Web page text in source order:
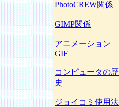
PhotoCREW関係
GIMP関係
アニメーション
GIF
コンピュータの歴
史
ジョイコミ使用法